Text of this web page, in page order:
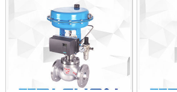
电动高压浓水调节阀技术说明
电动高压浓水调节阀简介： 电动高压浓水调
的运行靠高压泵提供1. 5MPa左右的工作压力
一线品牌智能电动调节阀
一线品牌智能电动调节阀简介： 智能电动调